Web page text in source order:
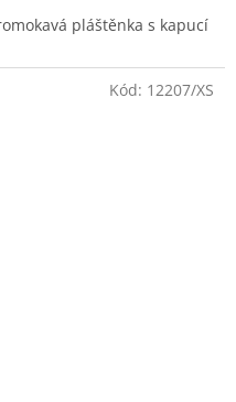
pláštěnka s kapucí
Kód: 12207/XS